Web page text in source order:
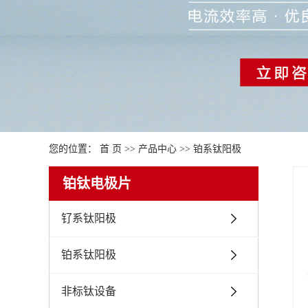
您的位置： 首 页 >> 产品中心 >> 铂系钛阳极
铂钛电极片
钌系钛阳极
铂系钛阳极
非标钛设备